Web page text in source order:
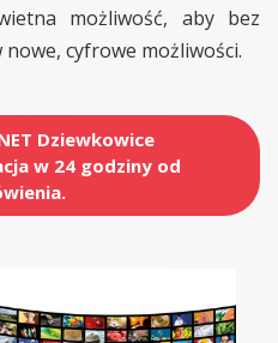
możliwość, aby bez
cyfrowe możliwości.
Dziewkowice
w 24 godziny od